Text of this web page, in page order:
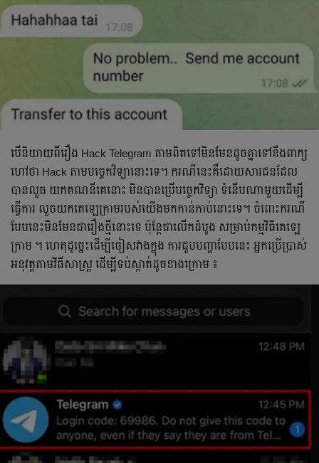
បើនិយាយពីរឿង Hack Telegram តាមពិតទៅមិនមែនដូចគ្នាទៅនឹងពាក្យ
ហៅថា Hack តាមបច្ចេកវិទ្យានោះទេ។ ករណីនេះគឺដោយសារជនដែល
បានលួច យកគណនីគេនោះ មិនបានប្រើបច្ចេកវិទ្យា ទំនើបណាមួយដើម្បី
ធ្វើការ លួចយកតេឡេក្រាមរបស់យើងមកកាន់កាប់នោះទេ។ ចំពោះករណី
បែបនេះមិនមែនជារឿងថ្មីនោះទេ ប៉ុន្តែជាលើកដំបូង សម្រាប់កម្មវិធិតេឡេ
ក្រាម ។ ហេតុដូច្នេះដើម្បីចៀសវាងក្នុង ការជួបបញ្ហាបែបនេះ អ្នកប្រើប្រាស់
អនុវត្តតាមវិធីសាស្រ្ត ដើម្បីទប់ស្កាត់ដូចខាងក្រោម ៖